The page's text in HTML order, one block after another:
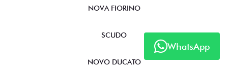
WhatsApp
NOVA FIORINO
SCUDO
NOVO DUCATO